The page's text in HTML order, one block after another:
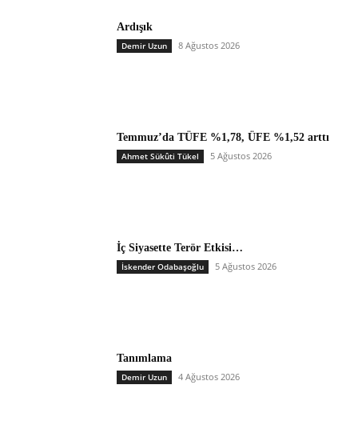
Ardışık
Demir Uzun 8 Ağustos 2026
Temmuz’da TÜFE %1,78, ÜFE %1,52 arttı
Ahmet Sükûti Tükel 5 Ağustos 2026
İç Siyasette Terör Etkisi…
İskender Odabaşoğlu 5 Ağustos 2026
Tanımlama
Demir Uzun 4 Ağustos 2026